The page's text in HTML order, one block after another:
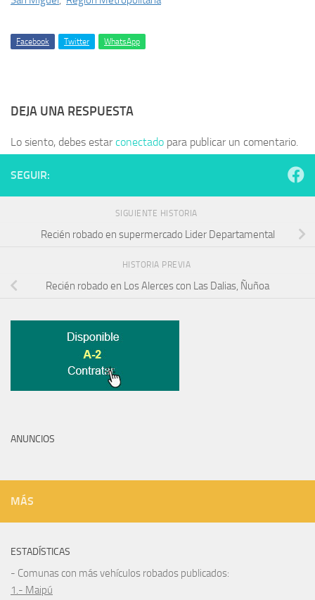
Facebook Twitter WhatsApp
DEJA UNA RESPUESTA
Lo siento, debes estarconectado para publicar un comentario.
SEGUIR:
SIGUIENTE HISTORIA
Recién robado en supermercado Lider Departamental
HISTORIA PREVIA
Recién robado en Los Alerces con Las Dalias, Ñuñoa
ANUNCIOS
MÁS
ESTADÍSTICAS
- Comunas con más vehículos robados publicados:
1.- Maipú